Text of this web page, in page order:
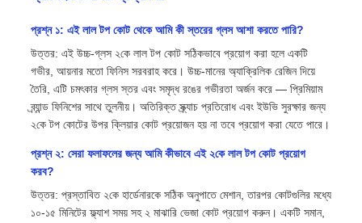
প্রশ্ন ১: এই লাল টপ কোট থেকে আমি কী স্তরের গ্লস আশা করতে পারি?
উত্তর: এই উচ্চ-গ্লস ২কে লাল টপ কোট সঠিকভাবে প্রয়োগ করা হলে একটি
গভীর, আয়নার মতো ফিনিস সরবরাহ করে। উচ্চ-মানের অ্যাক্রিলিক রেজিন দিয়ে
তৈরি, এটি চমৎকার গ্লস স্তর এবং সমৃদ্ধ রঙের গভীরতা অর্জন করে — প্রিমিয়াম
ব্র্যান্ড ফিনিশের সাথে তুলনীয়। অতিরিক্ত স্ক্র্যাচ প্রতিরোধ এবং ইউভি সুরক্ষার জন্য
২কে টপ কোটের উপর ক্লিয়ার কোট প্রয়োজন হয় না তবে প্রয়োগ করা যেতে পারে।
প্রশ্ন ২: সেরা ফলাফলের জন্য আমি কীভাবে এই ২কে লাল টপ কোট প্রয়োগ
করব?
উত্তর: প্রস্তাবিত ২কে হার্ডেনারকে সঠিক অনুপাতে মেশান, তারপর কোটগুলির মধ্যে
১০-১৫ মিনিটের ফ্ল্যাশ সময় সহ ২ মাঝারি ভেজা কোট প্রয়োগ করুন। একটি সমান,